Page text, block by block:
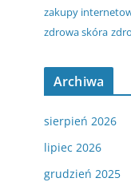
zakupy
zdrowa skóra
Archiwa
sierpień 2026
lipiec 2026
grudzień 2025